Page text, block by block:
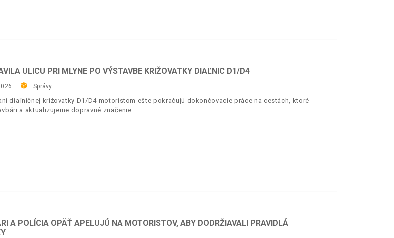
ULICU PRI MLYNE PO VÝSTAVBE KRIŽOVATKY DIAĽNIC D1/D4
Správy
diaľničnej križovatky D1/D4 motoristom ešte pokračujú dokončovacie práce na cestách, ktoré
a aktualizujeme dopravné značenie.
A POLÍCIA OPÄŤ APELUJÚ NA MOTORISTOV, ABY DODRŽIAVALI PRAVIDLÁ